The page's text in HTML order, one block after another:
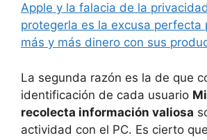
Apple y la falacia de la
protegerla es la excusa perfecta
más y más dinero con sus
La segunda razón es la de que
identificación de cada usuario
recolecta información valiosa
actividad con el PC. Es cierto